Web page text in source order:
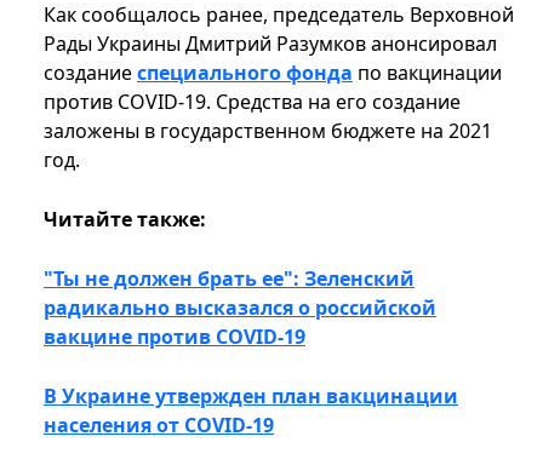
Как сообщалось ранее, председатель Верховной
Рады Украины Дмитрий Разумков анонсировал
созданиеспециального фонда по вакцинации
против COVID-19. Средства на его создание
заложены в государственном бюджете на 2021
год.
Читайте также:
"Ты не должен брать ее": Зеленский
радикально высказался о российской
вакцине против COVID-19
В Украине утвержден план вакцинации
населения от COVID-19